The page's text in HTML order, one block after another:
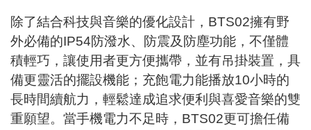
除了結合科技與音樂的優化設計，BTS02擁有野
外必備的IP54防潑水、防震及防塵功能，不僅體
積輕巧，讓使用者更方便攜帶，並有吊掛裝置，具
備更靈活的擺設機能；充飽電力能播放10小時的
長時間續航力，輕鬆達成追求便利與喜愛音樂的雙
重願望。當手機電力不足時，BTS02更可擔任備